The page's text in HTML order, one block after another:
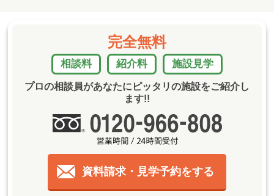
完全無料
相談料 紹介料 施設見学
プロの相談員があなたにピッタリの施設をご紹介し
ます!!
資料請求・見学予約をする